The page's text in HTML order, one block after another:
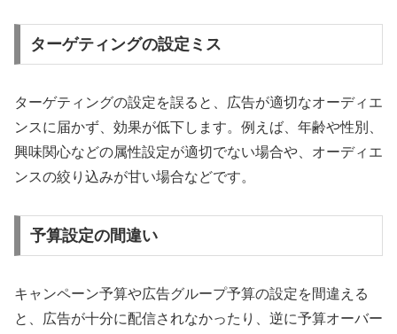
ターゲティングの設定ミス
ターゲティングの設定を誤ると、広告が適切なオーディエ
ンスに届かず、効果が低下します。例えば、年齢や性別、
興味関心などの属性設定が適切でない場合や、オーディエ
ンスの絞り込みが甘い場合などです。
予算設定の間違い
キャンペーン予算や広告グループ予算の設定を間違える
と、広告が十分に配信されなかったり、逆に予算オーバー